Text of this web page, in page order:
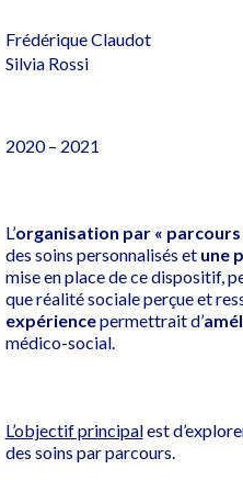
Frédérique Claudot
Silvia Rossi
2020 – 2021
L’organisation par « parcours
des soins personnalisés et une
mise en place de ce dispositif,
que réalité sociale perçue et
expériencepermettrait d’
médico-social.
L’objectif principalest
des soins par parcours.